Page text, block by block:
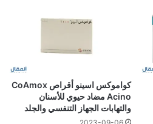
كواموكس اسينو أقراص CoAmox
Acino مضاد حيوي للأسنان
والتهابات الجهاز التنفسي والجلد